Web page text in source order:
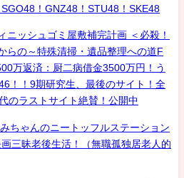
！GNZ48！STU48！SKE48
ニッシュゴミ屋敷補完計画 ＜必殺！
らの～特殊清掃・遺品整理への道F
万返済：厨二病借金3500万円！う
！！9期研究生、最後のサイト！全
のラストサイト絶賛！公開中
ちゃんのニートッフルステーション
三昧老後生活！（無職孤独居老人的